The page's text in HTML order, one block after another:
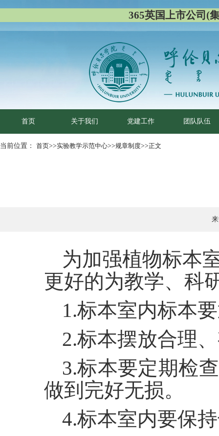
365英国上市公司(
首页 关于我们 党建工作 团队队伍
当前位置： 首页>>实验教学示范中心>>规章制度>>正文
为加强植物标本
更好的为教学、科
1.标本室内标本
2.标本摆放合理
3.标本要定期检
做到完好无损。
4.标本室内要保